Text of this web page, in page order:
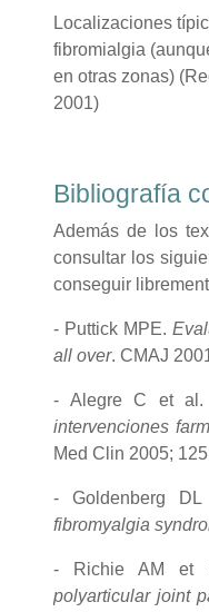
Localizaciones
fibromialgia
en otras zonas)
2001)
Bibliografía
Además de los
consultar los
conseguir
- Puttick MPE.
all over. CMAJ
- Alegre C et al.
intervenciones
Med Clin 2005;
- Goldenberg
fibromyalgia
- Richie AM et
polyarticular joint